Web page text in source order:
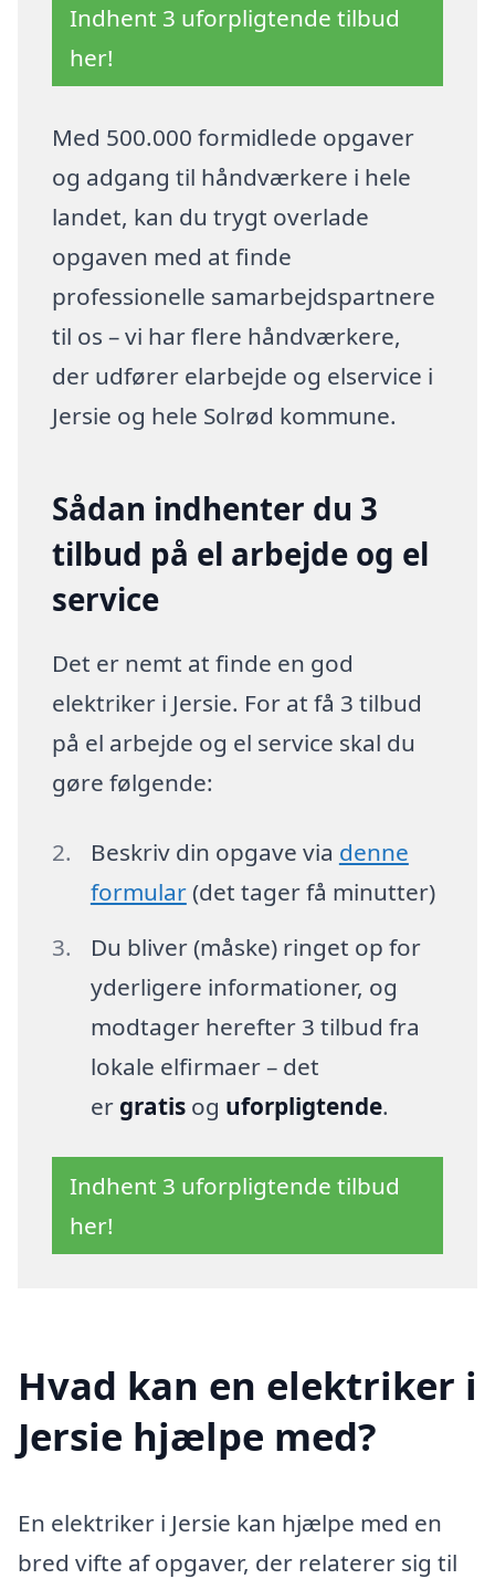
Indhent 3 uforpligtende tilbud
her!
Med 500.000 formidlede opgaver
og adgang til håndværkere i hele
landet, kan du trygt overlade
opgaven med at finde
professionelle samarbejdspartnere
til os – vi har flere håndværkere,
der udfører elarbejde og elservice i
Jersie og hele Solrød kommune.
Sådan indhenter du 3
tilbud på el arbejde og el
service
Det er nemt at finde en god
elektriker i Jersie. For at få 3 tilbud
på el arbejde og el service skal du
gøre følgende:
Beskriv din opgave via denne
formular(det tager få minutter)
Du bliver (måske) ringet op for
yderligere informationer, og
modtager herefter 3 tilbud fra
lokale elfirmaer – det
er gratisog uforpligtende.
Indhent 3 uforpligtende tilbud
her!
Hvad kan en elektriker i
Jersie hjælpe med?
En elektriker i Jersie kan hjælpe med en
bred vifte af opgaver, der relaterer sig til